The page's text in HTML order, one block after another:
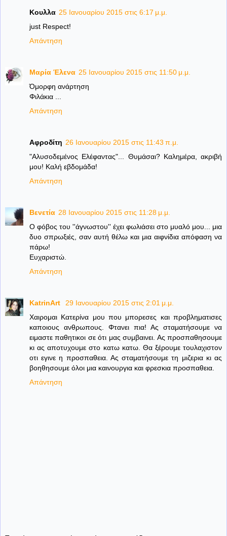
Κουλλα 25 Ιανουαρίου 2015 στις 6:17 μ.μ.
just Respect!
Απάντηση
Μαρία Έλενα 25 Ιανουαρίου 2015 στις 11:50 μ.μ.
Όμορφη ανάρτηση
Φιλάκια ...
Απάντηση
Αφροδίτη 26 Ιανουαρίου 2015 στις 11:43 π.μ.
"Αλυσοδεμένος Ελέφαντας"... Θυμάσαι? Καλημέρα, ακριβή
μου! Καλή εβδομάδα!
Απάντηση
Βενετία 28 Ιανουαρίου 2015 στις 11:28 μ.μ.
Ο φόβος του ''άγνωστου'' έχει φωλιάσει στο μυαλό μου... μια
δυο σπρωξιές, σαν αυτή θέλω και μια αιφνίδια απόφαση να
πάρω!
Ευχαριστώ.
Απάντηση
KatrinArt
29 Ιανουαρίου 2015 στις 2:01 μ.μ.
Χαιρομαι Κατερίνα μου που μπορεσες και προβληματισες
καποιους ανθρωπους. Φτανει πια! Ας σταματήσουμε να
ειμαστε παθητικοι σε ότι μας συμβαινει. Ας προσπαθησουμε
κι ας αποτυχουμε στο κατω κατω. Θα ξέρουμε τουλαχιστον
οτι εγινε η προσπαθεια. Ας σταματήσουμε τη μιζερια κι ας
βοηθησουμε όλοι μια καινουργια και φρεσκια προσπαθεια.
Απάντηση